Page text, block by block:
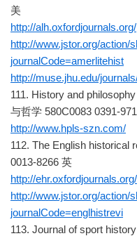
美
http://alh.oxfordjournals.org/
http://www.jstor.org/action/
journalCode=amerlitehist
http://muse.jhu.edu/
111. History and
与哲学 580C0083 0391-
http://www.hpls-szn.com/
112. The English historical
0013-8266 英
http://ehr.oxfordjournals.org/
http://www.jstor.org/action/
journalCode=englhistrevi
113. Journal of sport